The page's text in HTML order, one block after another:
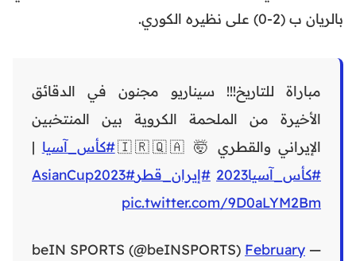
بالريان ب (2-0) على نظيره الكوري.
مباراة للتاريخ!!! سيناريو مجنون في الدقائق
الأخيرة من الملحمة الكروية بين المنتخبين
الإيراني والقطري 🤯 🇮🇷🇶🇦
#كأس_آسيا |
#كأس_آسيا2023
#إيران_قطر#AsianCup2023
pic.twitter.com/9D0aLYM2Bm
— beIN SPORTS (@beINSPORTS)
February